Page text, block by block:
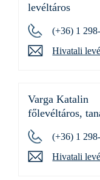
levéltáros
(+36) 1
Hivatali
Varga Katalin
főlevéltáros,
(+36) 1
Hivatali